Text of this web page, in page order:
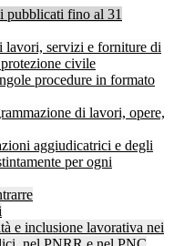
pubblicati fino al 31
servizi e forniture di
civile
procedure in formato
di lavori, opere,
aggiudicatrici e degli
per ogni
e inclusione lavorativa nei